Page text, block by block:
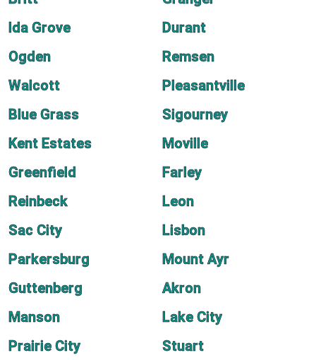
Ida Grove
Durant
Ogden
Remsen
Walcott
Pleasantville
Blue Grass
Sigourney
Kent Estates
Moville
Greenfield
Farley
Reinbeck
Leon
Sac City
Lisbon
Parkersburg
Mount Ayr
Guttenberg
Akron
Manson
Lake City
Prairie City
Stuart